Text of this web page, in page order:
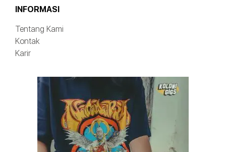
INFORMASI
Tentang Kami
Kontak
Karir